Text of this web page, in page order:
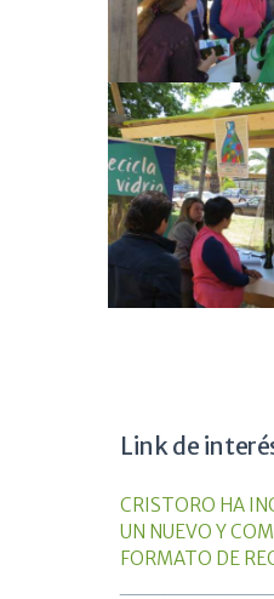
Link de
CRISTORO HA
UN NUEVO Y
FORMATO DE